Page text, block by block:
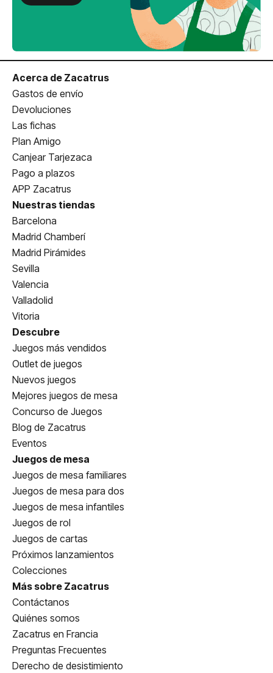
Acerca de Zacatrus
Gastos de envío
Devoluciones
Las fichas
Plan Amigo
Canjear Tarjezaca
Pago a plazos
APP Zacatrus
Nuestras tiendas
Barcelona
Madrid Chamberí
Madrid Pirámides
Sevilla
Valencia
Valladolid
Vitoria
Descubre
Juegos más vendidos
Outlet de juegos
Nuevos juegos
Mejores juegos de mesa
Concurso de Juegos
Blog de Zacatrus
Eventos
Juegos de mesa
Juegos de mesa familiares
Juegos de mesa para dos
Juegos de mesa infantiles
Juegos de rol
Juegos de cartas
Próximos lanzamientos
Colecciones
Más sobre Zacatrus
Contáctanos
Quiénes somos
Zacatrus en Francia
Preguntas Frecuentes
Derecho de desistimiento